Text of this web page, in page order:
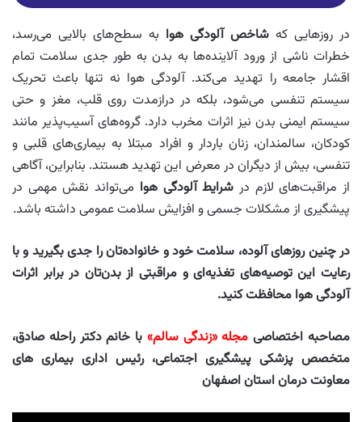
در روزهایی که شاخص آلودگی هوا به سطح‌های بالایی می‌رسد،
خطرات ناشی از ورود آلاینده‌ها به بدن به طور جدی سلامت تمام
اقشار جامعه را تهدید می‌کند. آلودگی هوا نه‌ تنها باعث تحریک
سیستم تنفسی می‌شود، بلکه در درازمدت روی قلب، مغز و حتی
سیستم ایمنی بدن نیز اثرات مخرب دارد. گروه‌های آسیب‌پذیر مانند
کودکان، سالمندان، زنان باردار و افراد مبتلا به بیماری‌های قلبی و
تنفسی، بیش از دیگران در معرض این تهدید هستند. بنابراین، آگاهی
از مراقبت‌های لازم در شرایط آلودگی هوا می‌تواند نقش مهمی در
پیشگیری از مشکلات جسمی و افزایش سلامت عمومی داشته باشد.
در چنین روزهای آلوده، سلامت خود و خانواده‌تان را جدی بگیرید و با
رعایت این توصیه‌های تغذیه‌ای و مراقبتی از بدن‌تان در برابر اثرات
آلودگی هوا محافظت کنید.
مصاحبه اختصاصی مجله «زندگی سالم» با خانم دکتر راحله صادق،
متخصص پزشکی پیشگیری اجتماعی، رئیس اداری بیماری های
معاونت درمان استان اصفهان